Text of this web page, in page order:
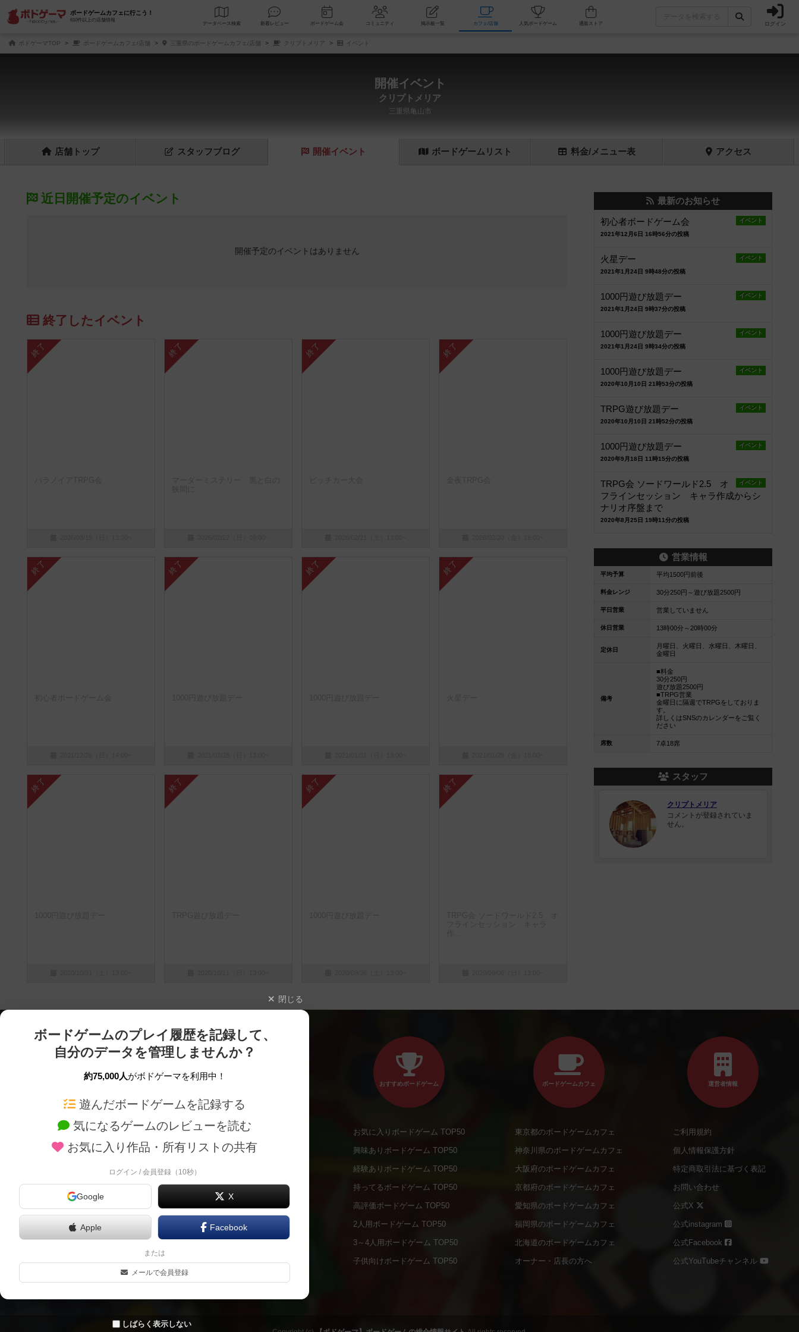
ボードゲームカフェに行こう！
610件以上の店舗情報
データベース 検索 新着レビュー ボードゲーム会 コミュニティ 掲示板一覧 カフェ/店舗 人気ボードゲーム ログイン
ボドゲーマTOP ボードゲームカフェ/店舗 三重県のボードゲームカフェ/店舗 クリプトメリア イベント
開催イベント
クリプトメリア
三重県亀山市
店舗 トップ スタッフブログ 開催イベント ボードゲーム リスト 料金/メニュー表 アクセス
近日開催予定のイベント
開催予定のイベントはありません
終了したイベント
終了 終了 終了 終了
終了 終了 終了 終了
終了 終了 終了 終了
最新のお知らせ
イベント
初心者ボードゲーム会
2021年12月6日 16時56分の投稿
イベント
火星デー
2021年1月24日 9時48分の投稿
イベント
1000円遊び放題デー
2021年1月24日 9時37分の投稿
イベント
1000円遊び放題デー
2021年1月24日 9時34分の投稿
イベント
1000円遊び放題デー
2020年10月10日 21時53分の投稿
イベント
TRPG遊び放題デー
2020年10月10日 21時52分の投稿
イベント
1000円遊び放題デー
2020年9月18日 11時15分の投稿
イベント
TRPG会 ソードワールド2.5 オ
フラインセッション キャラ作成からシ
ナリオ序盤まで
2020年8月25日 19時11分の投稿
営業情報
平均予算 平均1500円前後
料金レンジ 30分250円～遊び放題2500円
平日営業 営業していません
休日営業 13時00分～20時00分
定休日
月曜日、火曜日、水曜日、木曜日、
金曜日
備考
■料金
30分250円
遊び放題2500円
■TRPG営業
金曜日に隔週でTRPGをしておりま
す。
詳しくはSNSのカレンダーをご覧く
ださい
席数 7卓18席
スタッフ
クリプトメリア
コメントが登録されていま
せん。
閉じる
ボードゲームのプレイ履歴を記録して、
自分のデータを管理しませんか？
約75,000人がボドゲーマを利用中！
遊んだボードゲームを記録する
気になるゲームのレビューを読む
お気に入り作品・所有リストの共有
ログイン / 会員登録（10秒）
Google X
Apple Facebook
または
メールで会員登録
しばらく表示しない
ボードゲームを検索する
ボードゲームの新着レビュー
メカニクス特集
ボドとも・会員一覧
ボードゲーム業界コラム
ボドゲーマご利用案内
新作・再入荷情報
定番ボードゲームの通販商品
国産ボードゲームの通販商品
子供向けボードゲームの通販商品
20分以下のボードゲームの通販商品
60分以上のボードゲームの通販商品
割引購入！ボドクーポンについて
クラウドファンディング ボドファン
おすすめボードゲーム
お気に入りボードゲーム TOP50
興味ありボードゲーム TOP50
経験ありボードゲーム TOP50
持ってるボードゲーム TOP50
高評価ボードゲーム TOP50
2人用ボードゲーム TOP50
3～4人用ボードゲーム TOP50
子供向けボードゲーム TOP50
ボードゲームカフェ
東京都のボードゲームカフェ
神奈川県のボードゲームカフェ
大阪府のボードゲームカフェ
京都府のボードゲームカフェ
愛知県のボードゲームカフェ
福岡県のボードゲームカフェ
北海道のボードゲームカフェ
オーナー・店長の方へ
運営者情報
ご利用規約
個人情報保護方針
特定商取引法に基づく表記
お問い合わせ
公式X
公式instagram
公式Facebook
公式YouTubeチャンネル